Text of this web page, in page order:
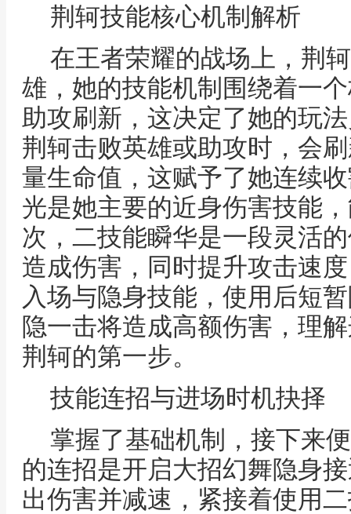
荆轲技能核心机制解析
在王者荣耀的战场上，荆
雄，她的技能机制围绕着一
助攻刷新，这决定了她的玩
荆轲击败英雄或助攻时，会
量生命值，这赋予了她连续
光是她主要的近身伤害技能
次，二技能瞬华是一段灵活
造成伤害，同时提升攻击速
入场与隐身技能，使用后短
隐一击将造成高额伤害，理
荆轲的第一步。
技能连招与进场时机抉择
掌握了基础机制，接下来
的连招是开启大招幻舞隐身
出伤害并减速，紧接着使用